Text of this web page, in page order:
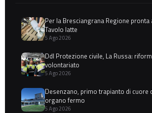
Per la Bresciangrana Regione pronta
Tavolo latte
5 Ago 2026
Ddl Protezione civile, La Russa:
volontariato
5 Ago 2026
Desenzano, primo trapianto di cuore
organo fermo
5 Ago 2026